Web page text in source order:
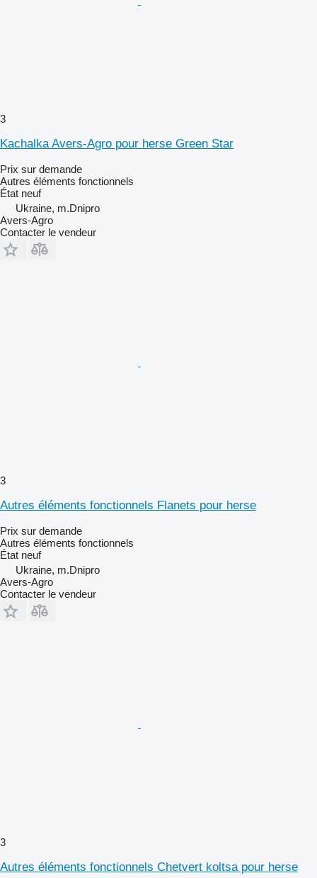
3
Kachalka Avers-Agro pour herse Green Star
Prix sur demande
Autres éléments fonctionnels
État neuf
Ukraine, m.Dnipro
Avers-Agro
Contacter le vendeur
3
Autres éléments fonctionnels Flanets pour herse
Prix sur demande
Autres éléments fonctionnels
État neuf
Ukraine, m.Dnipro
Avers-Agro
Contacter le vendeur
3
Autres éléments fonctionnels Chetvert koltsa pour herse